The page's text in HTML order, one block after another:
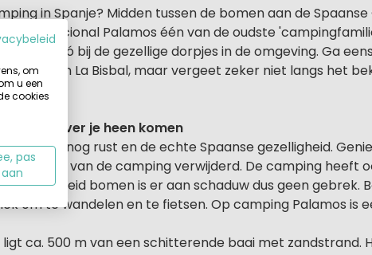
in Spanje? Midden tussen de bomen aan de
is Internacional Palamos één van de oudste
ben je zó bij de gezellige dorpjes in de omgeving. Ga
van La Bisbal, maar vergeet zeker niet langs het
sfeer over je heen komen
vind je nog rust en de echte Spaanse gezelligheid.
kilometer van de camping verwijderd. De camping heeft
bomen is er aan schaduw dus geen gebrek.
om te wandelen en te fietsen. Op camping Palamos is
ca. 500 m van een schitterende baai met zandstrand.
om
u een
cookies
pas
aan